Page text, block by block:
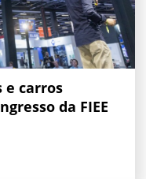
e carros
da FIEE